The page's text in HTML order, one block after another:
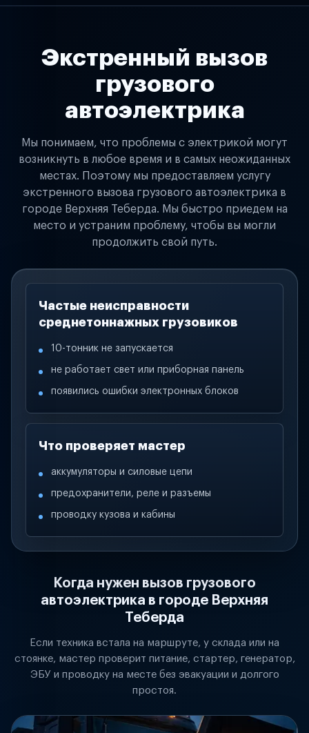
Экстренный вызов
грузового
автоэлектрика
Мы понимаем, что проблемы с электрикой могут
возникнуть в любое время и в самых неожиданных
местах. Поэтому мы предоставляем услугу
экстренного вызова грузового автоэлектрика в
городе Верхняя Теберда. Мы быстро приедем на
место и устраним проблему, чтобы вы могли
продолжить свой путь.
Частые неисправности
среднетоннажных грузовиков
10-тонник не запускается
не работает свет или приборная панель
появились ошибки электронных блоков
Что проверяет мастер
аккумуляторы и силовые цепи
предохранители, реле и разъемы
проводку кузова и кабины
Когда нужен вызов грузового
автоэлектрика в городе Верхняя
Теберда
Если техника встала на маршруте, у склада или на
стоянке, мастер проверит питание, стартер, генератор,
ЭБУ и проводку на месте без эвакуации и долгого
простоя.